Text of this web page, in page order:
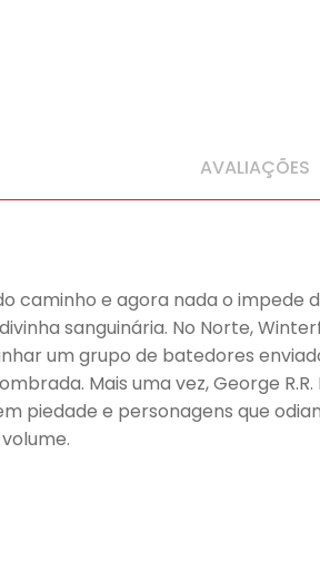
AVALIAÇÕES
caminho e agora nada o impede
sanguinária. No Norte,
um grupo de batedores
Mais uma vez, George R.R.
piedade e personagens que